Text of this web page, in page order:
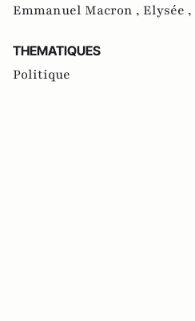
Emmanuel Macron , Elysée ,
THEMATIQUES
Politique